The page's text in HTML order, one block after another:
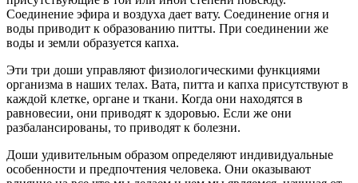
Соединение эфира и воздуха дает вату. Соединение огня и
воды приводит к образованию питты. При соединении же
воды и земли образуется капха.
Эти три доши управляют физиологическими функциями
организма в наших телах. Вата, питта и капха присутствуют в
каждой клетке, органе и ткани. Когда они находятся в
равновесии, они приводят к здоровью. Если же они
разбалансированы, то приводят к болезни.
Доши удивительным образом определяют индивидуальные
особенности и предпочтения человека. Они оказывают